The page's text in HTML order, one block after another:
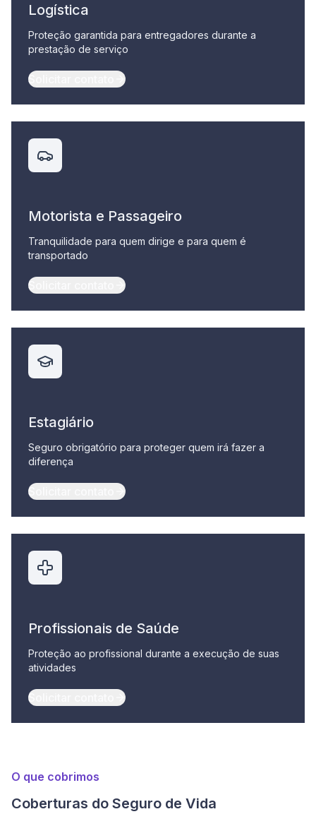
Logística
Proteção garantida para entregadores durante a
prestação de serviço
Solicitar contato
Motorista e Passageiro
Tranquilidade para quem dirige e para quem é
transportado
Solicitar contato
Estagiário
Seguro obrigatório para proteger quem irá fazer a
diferença
Solicitar contato
Profissionais de Saúde
Proteção ao profissional durante a execução de suas
atividades
Solicitar contato
O que cobrimos
Coberturas do Seguro de Vida